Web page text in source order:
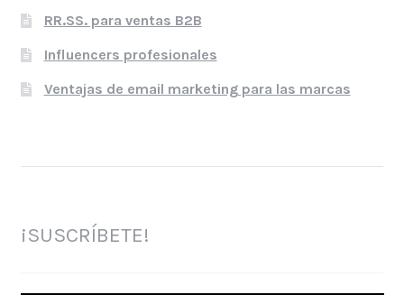
RR.SS. para ventas B2B
Influencers profesionales
Ventajas de email marketing para las marcas
¡SUSCRÍBETE!